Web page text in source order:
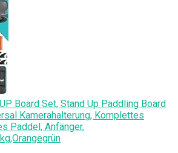
Board Set, Stand Up Paddling Board
Kamerahalterung, Komplettes
Paddel, Anfänger,